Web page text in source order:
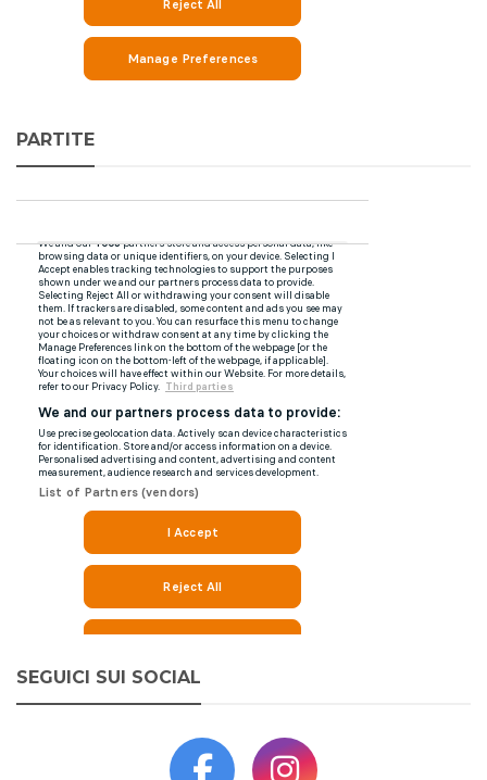
PARTITE
SEGUICI SUI SOCIAL